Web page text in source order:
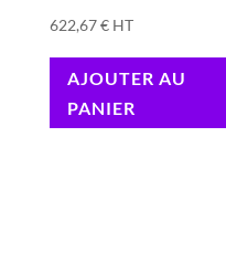
622,67€ HT
AJOUTER AU
PANIER